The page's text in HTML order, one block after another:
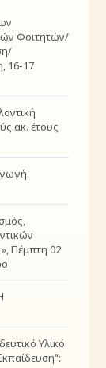
Φοιτητών/
16-17
ακ. έτους
Πέμπτη 02
Υλικό